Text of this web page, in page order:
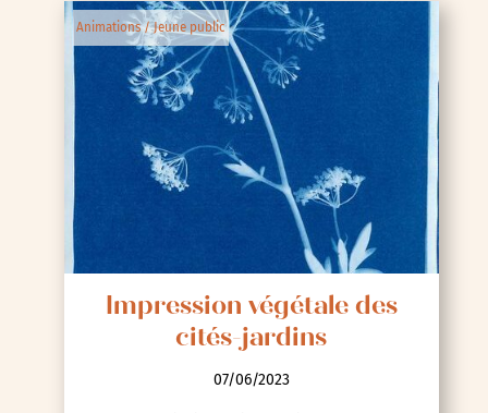
Animations / Jeune public
Impression végétale des
cités-jardins
07/06/2023